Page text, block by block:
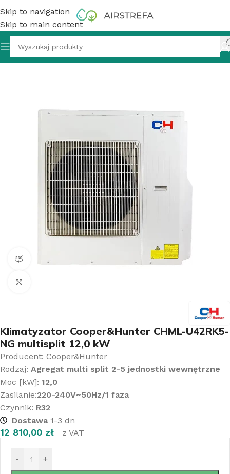
Skip to navigation
Skip to main content
Cooper&Hunter CHML-U42RK5-NG multisplit 12,0 kW
Klimatyzator Cooper&Hunter CHML-U42RK5-
NG multisplit 12,0 kW
Producent: Cooper&Hunter
Rodzaj: Agregat multi split 2-5 jednostki wewnętrzne
Moc [kW]: 12,0
Zasilanie:220-240V~50Hz/1 faza
Czynnik: R32
Dostawa1-3 dn
12 810,00 zł z VAT
- +